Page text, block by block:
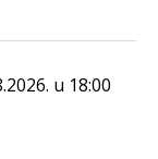
u 18:00